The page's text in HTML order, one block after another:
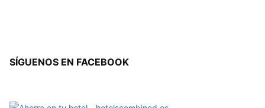
SÍGUENOS EN FACEBOOK